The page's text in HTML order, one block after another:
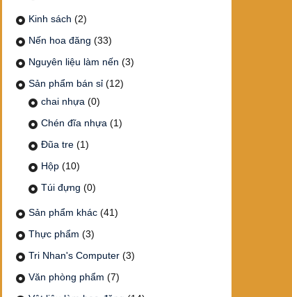
Kinh sách (2)
Nến hoa đăng (33)
Nguyên liệu làm nến (3)
Sản phẩm bán sỉ (12)
chai nhựa (0)
Chén đĩa nhựa (1)
Đũa tre (1)
Hộp (10)
Túi đựng (0)
Sản phẩm khác (41)
Thực phẩm (3)
Tri Nhan's Computer (3)
Văn phòng phẩm (7)